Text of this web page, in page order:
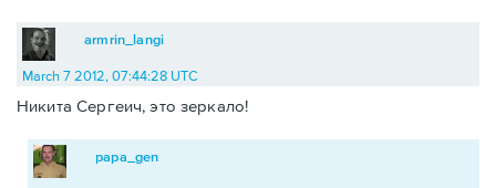
armrin_langi
March 7 2012, 07:44:28 UTC
Никита Сергеич, это зеркало!
papa_gen